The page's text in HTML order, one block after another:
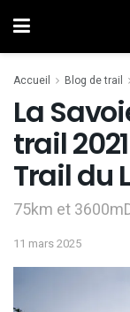
Accueil Blog de trail
La
trail
Trail du
75km et
11 mars 2025